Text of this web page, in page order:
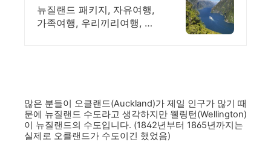
든것! 하나투어 공식예약
인증센터
뉴질랜드 패키지, 자유여행,
가족여행, 우리끼리여행, 신
많은 분들이 오클랜드(Auckland)가 제일 인구가 많기 때
문에 뉴질랜드 수도라고 생각하지만 웰링턴(Wellington)
이 뉴질랜드의 수도입니다. (1842년부터 1865년까지는
실제로 오클랜드가 수도이긴 했었음)